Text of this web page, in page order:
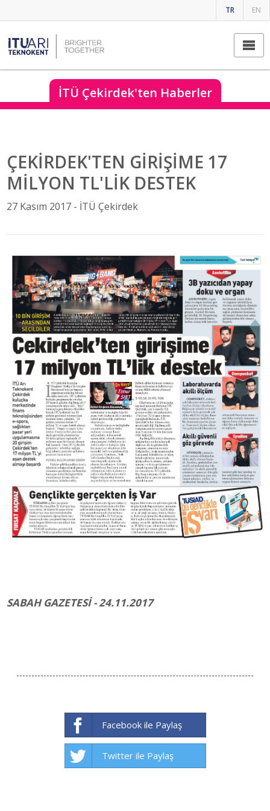
TR EN
İTÜ Çekirdek'ten Haberler
ÇEKİRDEK'TEN GİRİŞİME 17
MİLYON TL'LİK DESTEK
27 Kasım 2017 - İTÜ Çekirdek
SABAH GAZETESİ - 24.11.2017
Facebook ile Paylaş
Twitter ile Paylaş